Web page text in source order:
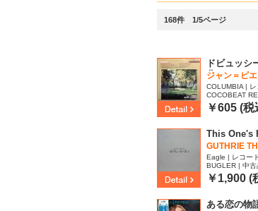
168件 1/5ページ
ドビュッシ
曲」
ジャン＝ピ
COLUMBIA |
COCOBEAT
65
￥605 (税
This One's
GUTHRIE
Eagle | レコー
BUGLER | 中
￥1,900 (
ある恋の物